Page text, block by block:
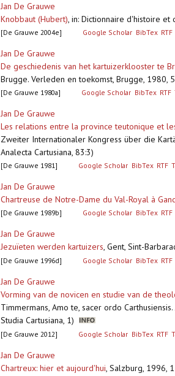
Jan De Grauwe
Knobbaut (Hubert), in: Dictionnaire d'histoire
[De Grauwe 2004e] Google Scholar BibTex RTF
Jan De Grauwe
De geschiedenis van het kartuizerklooster te
Brugge. Verleden en toekomst, Brugge, 1980,
[De Grauwe 1980a] Google Scholar BibTex RTF
Jan De Grauwe
Les relations entre la province teutonique et
Zweiter Internationaler Kongress über die
Analecta Cartusiana, 83:3)
[De Grauwe 1981] Google Scholar BibTex RTF
Jan De Grauwe
Chartreuse de Notre-Dame du Val-Royal à
[De Grauwe 1989b] Google Scholar BibTex RTF
Jan De Grauwe
Jezuïeten werden kartuizers, Gent, Sint-
[De Grauwe 1996d] Google Scholar BibTex RTF
Jan De Grauwe
Vorming van de novicen en studie van de
Timmermans, Amo te, sacer ordo
Studia Cartusiana, 1)
[De Grauwe 2012] Google Scholar BibTex RTF
Jan De Grauwe
Chartreux: hier et aujourd'hui, Salzburg, 1996,